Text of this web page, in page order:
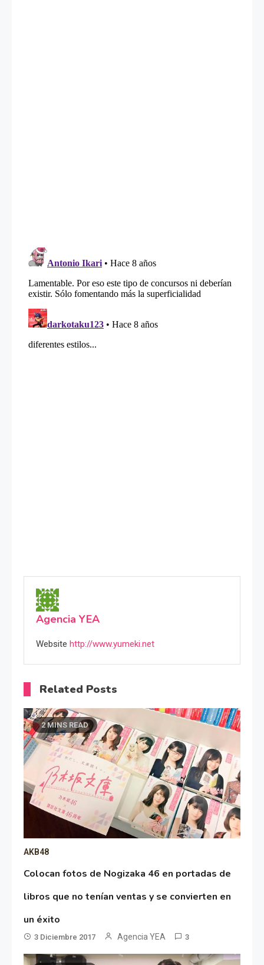
Agencia YEA
Website http://www.yumeki.net
Related Posts
2 MINS READ
AKB48
Colocan fotos de Nogizaka 46 en portadas de
libros que no tenían ventas y se convierten en
un éxito
3 Diciembre 2017 Agencia YEA 3